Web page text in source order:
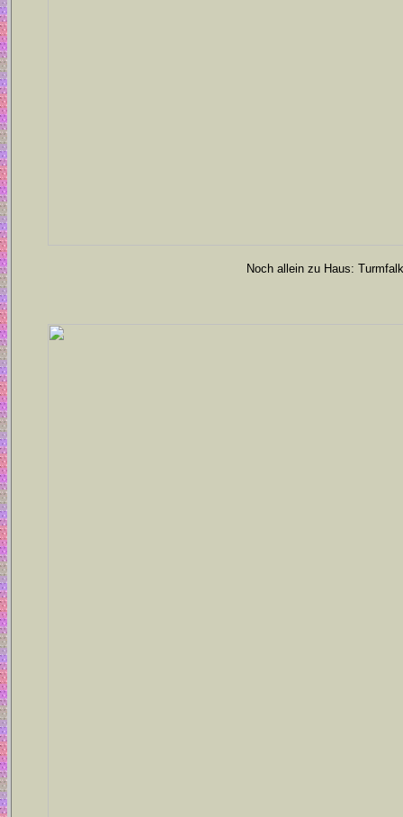
Noch allein zu Haus: